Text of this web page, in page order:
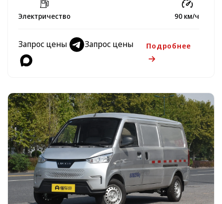
Электричество 90 км/ч
Запрос цены Запрос цены Подробнее